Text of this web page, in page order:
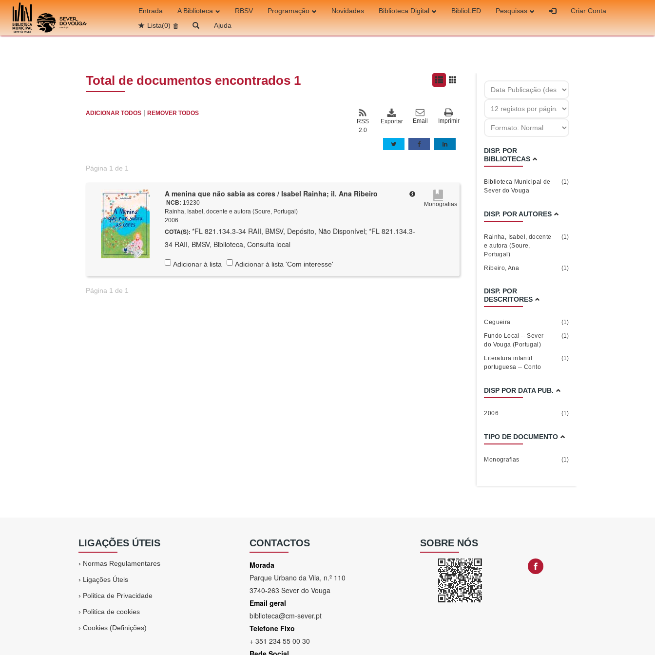
Ir para o conteúdo
Entrada A Biblioteca RBSV Programação Novidades Biblioteca Digital BiblioLED Pesquisas
Criar Conta
Lista(0) Ajuda
Total de documentos encontrados 1
ADICIONAR TODOS |REMOVER TODOS
Imprimir
Email
Exportar
RSS
2.0
Página 1 de 1
A menina que não sabia as cores / Isabel Rainha; il. Ana Ribeiro
NCB: 19230
Rainha, Isabel, docente e autora (Soure, Portugal)
2006
COTA(S):*FL 821.134.3-34 RAII, BMSV, Depósito, Não Disponível; *FL 821.134.3-
34 RAII, BMSV, Biblioteca, Consulta local
Monografias
Adicionar à lista Adicionar à lista 'Com interesse'
Página 1 de 1
DISP. POR
BIBLIOTECAS
Biblioteca Municipal de
Sever do Vouga
(1)
DISP. POR AUTORES
Rainha, Isabel, docente
e autora (Soure,
Portugal)
(1)
Ribeiro, Ana (1)
DISP. POR
DESCRITORES
Cegueira
(1)
Fundo Local -- Sever
do Vouga (Portugal)
(1)
Literatura infantil
portuguesa -- Conto
(1)
DISP POR DATA PUB.
2006 (1)
TIPO DE DOCUMENTO
Monografias (1)
LIGAÇÕES ÚTEIS
› Normas Regulamentares
› Ligações Úteis
› Politica de Privacidade
› Politica de cookies
›Cookies (Definições)
CONTACTOS
Morada
Parque Urbano da Vila, n.º 110
3740-263 Sever do Vouga
Email geral
biblioteca@cm-sever.pt
Telefone Fixo
+ 351 234 55 00 30
SOBRE NÓS